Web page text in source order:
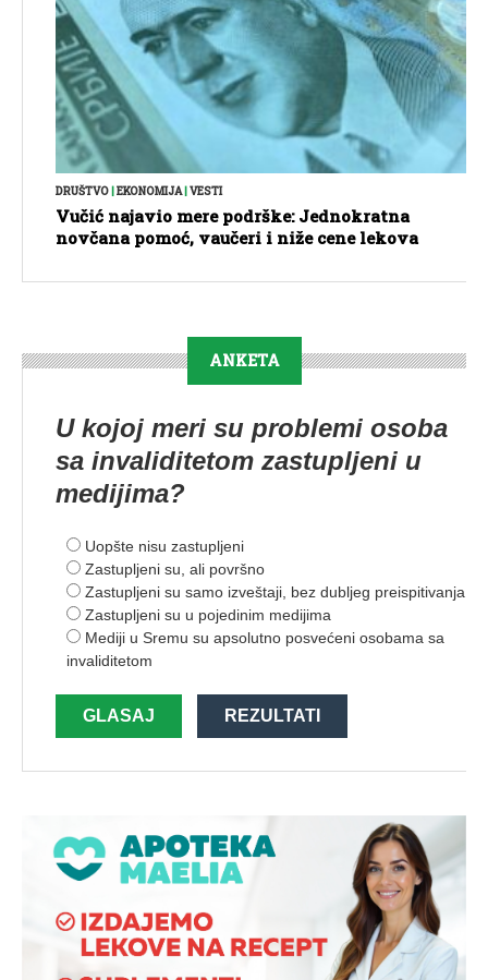
DRUŠTVO EKONOMIJA| VESTI
Vučić najavio mere podrške: Jednokratna
novčana pomoć, vaučeri i niže cene lekova
ANKETA
U kojoj meri su problemi osoba
sa invaliditetom zastupljeni u
medijima?
Uopšte nisu zastupljeni
Zastupljeni su, ali površno
Zastupljeni su samo izveštaji, bez dubljeg preispitivanja
Zastupljeni su u pojedinim medijima
Mediji u Sremu su apsolutno posvećeni osobama sa
invaliditetom
GLASAJ REZULTATI